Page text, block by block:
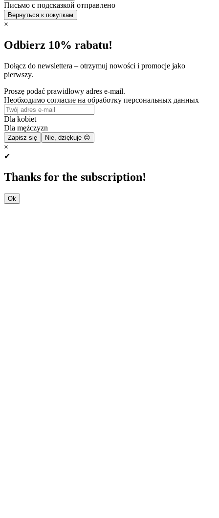
Письмо с подсказкой отправлено
Вернуться к покупкам
×
Odbierz 10% rabatu!
Dołącz do newslettera – otrzymuj nowości i promocje jako
pierwszy.
Proszę podać prawidłowy adres e-mail.
Необходимо согласие на обработку персональных данных
Dla kobiet
Dla mężczyzn
Zapisz się Nie, dziękuję 😔
×
✔
Thanks for the subscription!
Ok